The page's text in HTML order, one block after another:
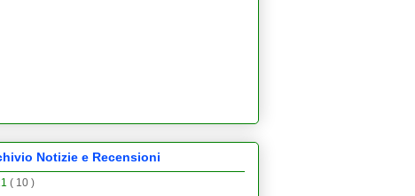
Notizie e Recensioni
( 10 )